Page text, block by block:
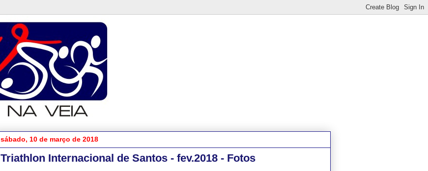
sábado, 10 de março de 2018
Triathlon Internacional de Santos - fev.2018 - Fotos